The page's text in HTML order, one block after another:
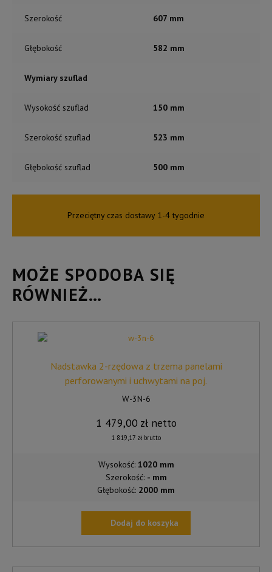
Szerokość 607 mm
Głębokość 582 mm
Wymiary szuflad
Wysokość szuflad 150 mm
Szerokość szuflad 523 mm
Głębokość szuflad 500 mm
Przeciętny czas dostawy 1-4 tygodnie
MOŻE SPODOBA SIĘ
RÓWNIEŻ…
Nadstawka 2-rzędowa z trzema panelami
perforowanymi i uchwytami na poj.
W-3N-6
1 479,00 złnetto
1 819,17 zł brutto
Wysokość: 1020 mm
Szerokość: - mm
Głębokość: 2000 mm
Dodaj do koszyka